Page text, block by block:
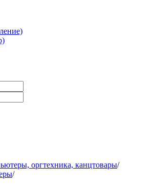
оргтехника, канцтовары/
/